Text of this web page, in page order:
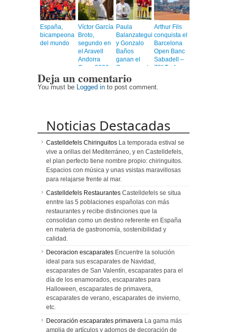
España,
bicampeona
del mundo
Víctor García
Broto,
segundo en
el Aravell
Andorra
Open 2026
Paula
Balanzategui
y Gonzalo
Baños
ganan el
Campeonato
de España
Absoluto
Golf 2026
Arthur Fils
conquista el
Barcelona
Open Banc
Sabadell –
73º Trofeo
Godó
Deja un comentario
You must be Logged in to post comment.
Noticias Destacadas
Castelldefels Chiringuitos La temporada estival se
vive a orillas del Mediterráneo, y en Castelldefels,
el plan perfecto tiene nombre propio: chiringuitos.
Espacios con música y unas vsistas maravillosas
para relajarse frente al mar.
Castelldefels Restaurantes Castelldefels se situa
enntre las 5 poblaciones españolas con más
restaurantes y recibe distinciones que la
consolidan como un destino referente en España
en materia de gastronomía, sostenibilidad y
calidad.
Decoracion escaparates Encuentre la solución
ideal para sus escaparates de Navidad,
escaparates de San Valentín, escaparates para el
día de los enamorados, escaparates para
Halloween, escaparates de primavera,
escaparates de verano, escaparates de invierno,
etc.
Decoración escaparates primavera La gama más
amplia de artículos y adornos de decoración de